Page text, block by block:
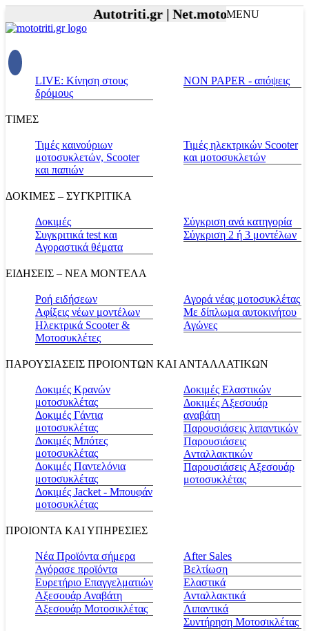
Autotriti.gr | Net.mototriti.gr |
MENU
LIVE: Κίνηση στους
δρόμους
NON PAPER - απόψεις
ΤΙΜΕΣ
Τιμές καινούριων
μοτοσυκλετών, Scooter
και παπιών
Τιμές ηλεκτρικών Scooter
και μοτοσυκλετών
ΔΟΚΙΜΕΣ – ΣΥΓΚΡΙΤΙΚΑ
Δοκιμές
Συγκριτικά test και
Αγοραστικά θέματα
Σύγκριση ανά κατηγορία
Σύγκριση 2 ή 3 μοντέλων
ΕΙΔΗΣΕΙΣ – ΝΕΑ ΜΟΝΤΕΛΑ
Ροή ειδήσεων
Αφίξεις νέων μοντέλων
Ηλεκτρικά Scooter &
Μοτοσυκλέτες
Αγορά νέας μοτοσυκλέτας
Με δίπλωμα αυτοκινήτου
Αγώνες
ΠΑΡΟΥΣΙΑΣΕΙΣ ΠΡΟΙΟΝΤΩΝ ΚΑΙ ΑΝΤΑΛΛΑΤΙΚΩΝ
Δοκιμές Κρανών
μοτοσυκλέτας
Δοκιμές Γάντια
μοτοσυκλέτας
Δοκιμές Μπότες
μοτοσυκλέτας
Δοκιμές Παντελόνια
μοτοσυκλέτας
Δοκιμές Jacket - Μπουφάν
μοτοσυκλέτας
Δοκιμές Ελαστικών
Δοκιμές Αξεσουάρ
αναβάτη
Παρουσιάσεις λιπαντικών
Παρουσιάσεις
Ανταλλακτικών
Παρουσιάσεις Αξεσουάρ
μοτοσυκλέτας
ΠΡΟΙΟΝΤΑ ΚΑΙ ΥΠΗΡΕΣΙΕΣ
Νέα Προϊόντα σήμερα
Αγόρασε προϊόντα
Ευρετήριο Επαγγελματιών
Αξεσουάρ Αναβάτη
Αξεσουάρ Μοτοσικλέτας
Αfter Sales
Βελτίωση
Ελαστικά
Ανταλλακτικά
Λιπαντικά
Συντήρηση Μοτοσικλέτας